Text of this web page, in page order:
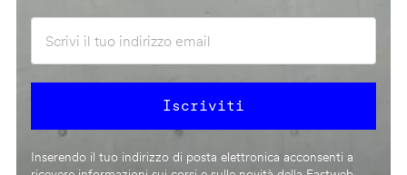
Inserendo il tuo indirizzo di posta elettronica acconsenti a